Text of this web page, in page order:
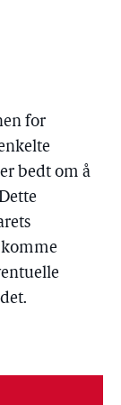
for
bedt om å
komme